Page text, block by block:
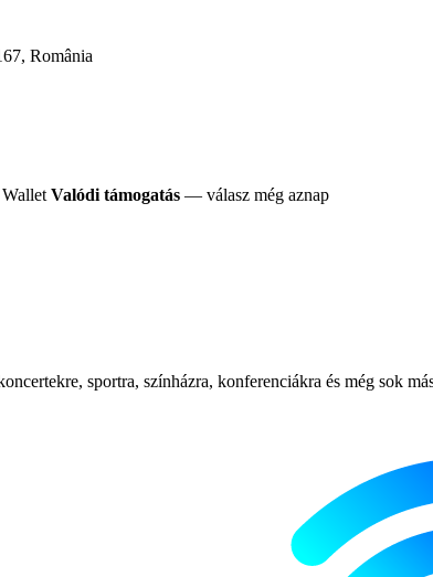
România
Valódi támogatás — válasz még aznap
sportra, színházra, konferenciákra és még sok